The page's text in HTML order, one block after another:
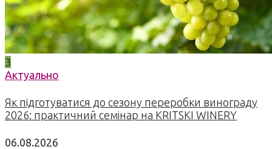
3
Актуально
Як підготуватися до сезону переробки винограду
2026: практичний семінар на KRITSKI WINERY
06.08.2026